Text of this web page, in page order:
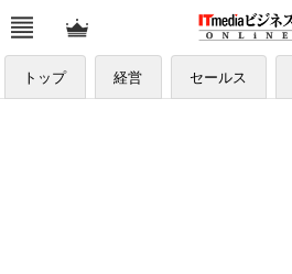
トップ 経営 セールス